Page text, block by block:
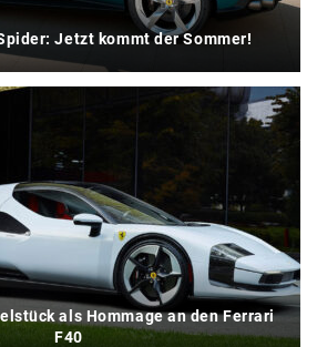
Jetzt kommt der Sommer!
als Hommage an den Ferrari
F40